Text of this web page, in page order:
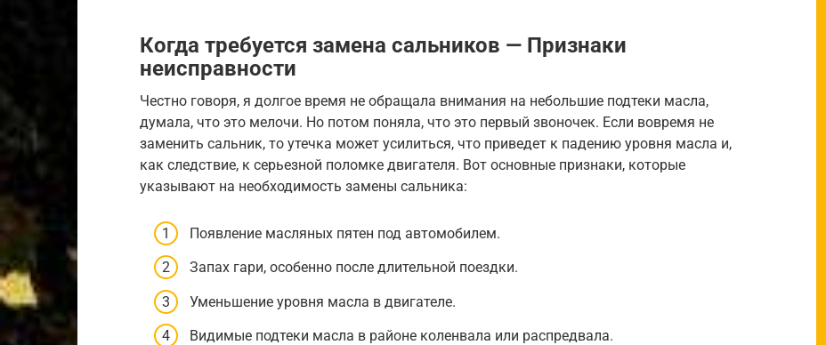
Когда требуется замена сальников — Признаки
неисправности
Честно говоря, я долгое время не обращала внимания на небольшие подтеки масла,
думала, что это мелочи. Но потом поняла, что это первый звоночек. Если вовремя не
заменить сальник, то утечка может усилиться, что приведет к падению уровня масла и,
как следствие, к серьезной поломке двигателя. Вот основные признаки, которые
указывают на необходимость замены сальника:
Появление масляных пятен под автомобилем.
Запах гари, особенно после длительной поездки.
Уменьшение уровня масла в двигателе.
Видимые подтеки масла в районе коленвала или распредвала.